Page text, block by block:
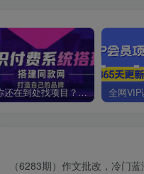
你还在到处找项目？还在当韭菜？我靠卖项目一个月收入5万+，曾经我也是个失败者。
（6283期）作文批改，冷门